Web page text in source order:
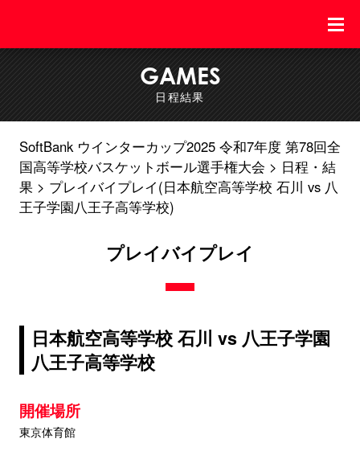
GAMES
日程結果
SoftBank ウインターカップ2025 令和7年度 第78回全
国高等学校バスケットボール選手権大会
日程・結
果
プレイバイプレイ(日本航空高等学校 石川 vs 八
王子学園八王子高等学校)
プレイバイプレイ
日本航空高等学校 石川 vs 八王子学園
八王子高等学校
開催場所
東京体育館